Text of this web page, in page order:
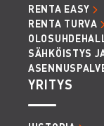
RENTA EASY
RENTA TURVA
SÄHKÖISTYS
YRITYS